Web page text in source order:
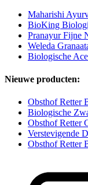
Maharishi
BioKing
Pranayur Fijne
Weleda
Biologische
Nieuwe producten:
Obsthof Retter
Biologische
Obsthof Retter
Verstevigende
Obsthof Retter